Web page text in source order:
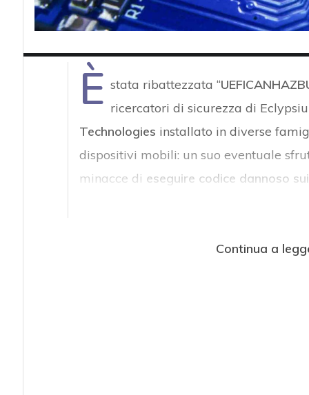
È stata ribattezzata “
ricercatori di sicurezza di
Technologies installato in diverse
dispositivi mobili: un suo eventuale
minacce di eseguire codice dannoso
Continua a